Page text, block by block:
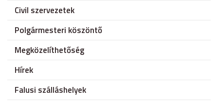
Civil szervezetek
Polgármesteri köszöntő
Megközelíthetőség
Hírek
Falusi szálláshelyek